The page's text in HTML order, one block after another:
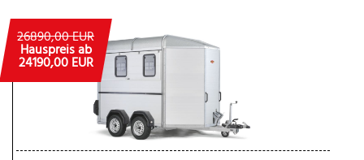
26890,00 EUR
Hauspreis ab
24190,00 EUR